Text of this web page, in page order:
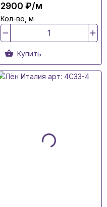
2900 ₽/м
Кол-во, м
Купить